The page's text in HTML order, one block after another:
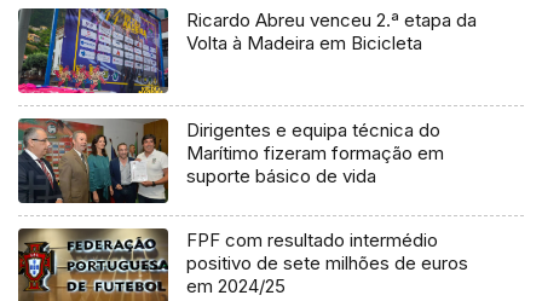
Ricardo Abreu venceu 2.ª etapa da
Volta à Madeira em Bicicleta
Dirigentes e equipa técnica do
Marítimo fizeram formação em
suporte básico de vida
FPF com resultado intermédio
positivo de sete milhões de euros
em 2024/25